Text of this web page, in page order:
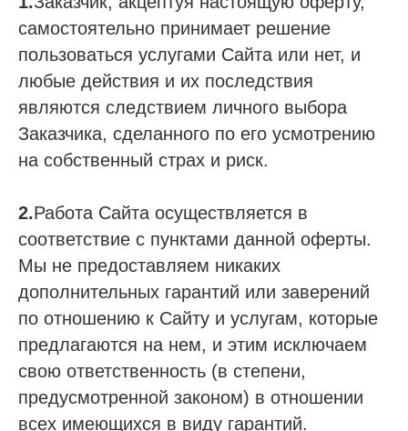
самостоятельно принимает решение
пользоваться услугами Сайта или нет, и
любые действия и их последствия
являются следствием личного выбора
Заказчика, сделанного по его усмотрению
на собственный страх и риск.
2.Работа Сайта осуществляется в
соответствие с пунктами данной оферты.
Мы не предоставляем никаких
дополнительных гарантий или заверений
по отношению к Сайту и услугам, которые
предлагаются на нем, и этим исключаем
свою ответственность (в степени,
предусмотренной законом) в отношении
всех имеющихся в виду гарантий.